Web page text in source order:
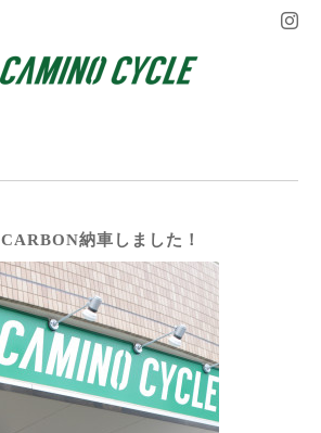
納車しました！